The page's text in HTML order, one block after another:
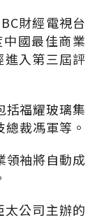
財經電視台
國最佳商業
入第三屆評
括福耀玻璃集
裁馮軍等。
領袖將自動成
太公司主辦的